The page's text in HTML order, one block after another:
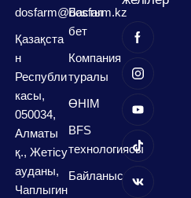
dosfarm@dosfarm.kz
Қазақста
н
Республи
касы,
050034,
Алматы
қ., Жетісу
ауданы,
Чаплыгин
Басты
бет
Компания
туралы
ӨНІМ
BFS
технологиясы
Байланыс